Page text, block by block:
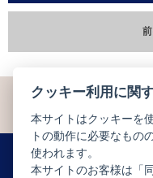
クッキー利用に関
本サイトはクッキーを
トの動作に必要なもの
使われます。
本サイトのお客様は「